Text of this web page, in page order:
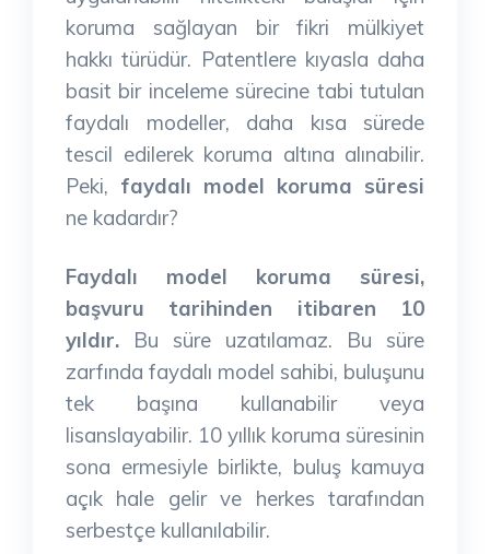
koruma sağlayan bir fikri mülkiyet
hakkı türüdür. Patentlere kıyasla daha
basit bir inceleme sürecine tabi tutulan
faydalı modeller, daha kısa sürede
tescil edilerek koruma altına alınabilir.
Peki, faydalı model koruma süresi
ne kadardır?
Faydalı model koruma süresi,
başvuru tarihinden itibaren 10
yıldır. Bu süre uzatılamaz. Bu süre
zarfında faydalı model sahibi, buluşunu
tek başına kullanabilir veya
lisanslayabilir. 10 yıllık koruma süresinin
sona ermesiyle birlikte, buluş kamuya
açık hale gelir ve herkes tarafından
serbestçe kullanılabilir.